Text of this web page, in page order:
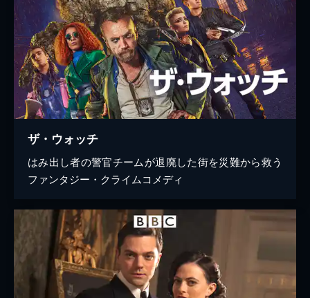
ザ・ウォッチ
はみ出し者の警官チームが退廃した街を災難から救う
ファンタジー・クライムコメディ